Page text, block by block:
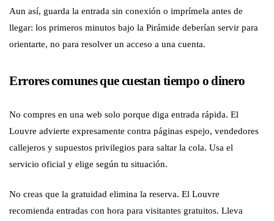
Aun así, guarda la entrada sin conexión o imprímela antes de
llegar: los primeros minutos bajo la Pirámide deberían servir para
orientarte, no para resolver un acceso a una cuenta.
Errores comunes que cuestan tiempo o dinero
No compres en una web solo porque diga entrada rápida. El
Louvre advierte expresamente contra páginas espejo, vendedores
callejeros y supuestos privilegios para saltar la cola. Usa el
servicio oficial y elige según tu situación.
No creas que la gratuidad elimina la reserva. El Louvre
recomienda entradas con hora para visitantes gratuitos. Lleva